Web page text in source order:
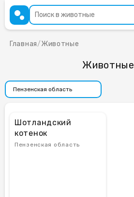
Главная/Животные
Животные
Шотландский
котенок
Пензенская область